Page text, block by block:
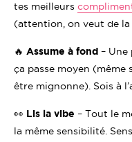
tes meilleurs
(attention, on veut de
🔥 Assume à fond – Une
ça passe moyen
être mignonne). Sois à
👀 Lis la vibe – Tout le
la même sensibilité.